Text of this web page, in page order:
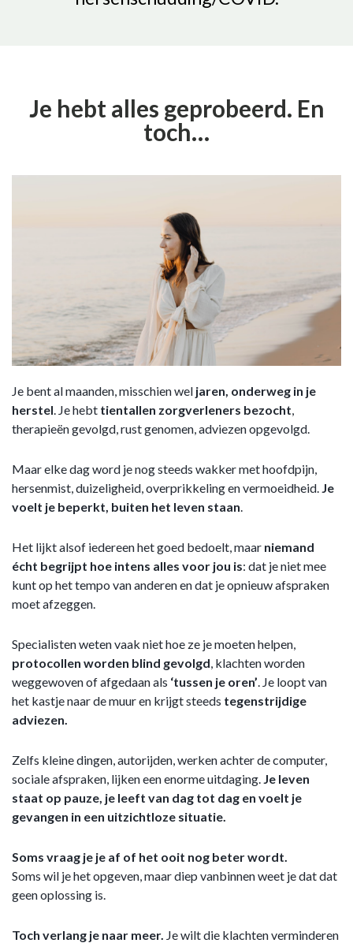
Je hebt alles geprobeerd. En
toch…
Je bent al maanden, misschien wel jaren, onderweg in je
herstel. Je hebt tientallen zorgverleners bezocht,
therapieën gevolgd, rust genomen, adviezen opgevolgd.
Maar elke dag word je nog steeds wakker met hoofdpijn,
hersenmist, duizeligheid, overprikkeling en vermoeidheid. Je
voelt je beperkt, buiten het leven staan.
Het lijkt alsof iedereen het goed bedoelt, maar niemand
écht begrijpt hoe intens alles voor jou is: dat je niet mee
kunt op het tempo van anderen en dat je opnieuw afspraken
moet afzeggen.
Specialisten weten vaak niet hoe ze je moeten helpen,
protocollen worden blind gevolgd, klachten worden
weggewoven of afgedaan als ‘tussen je oren’. Je loopt van
het kastje naar de muur en krijgt steeds tegenstrijdige
adviezen.
Zelfs kleine dingen, autorijden, werken achter de computer,
sociale afspraken, lijken een enorme uitdaging. Je leven
staat op pauze, je leeft van dag tot dag en voelt je
gevangen in een uitzichtloze situatie.
Soms vraag je je af of het ooit nog beter wordt.
Soms wil je het opgeven, maar diep vanbinnen weet je dat dat
geen oplossing is.
Toch verlang je naar meer. Je wilt die klachten verminderen